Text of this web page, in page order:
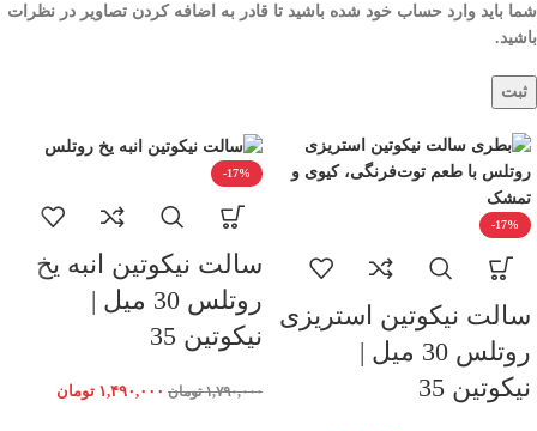
شما باید وارد حساب خود شده باشید تا قادر به اضافه کردن تصاویر در نظرات
باشید.
-17%
سالت نیکوتین استریزی
روتلس 30 میل |
نیکوتین 35
-17%
سالت نیکوتین انبه یخ
روتلس 30 میل |
نیکوتین 35
۱,۷۹۰,۰۰۰ تومان ۱,۴۹۰,۰۰۰ تومان